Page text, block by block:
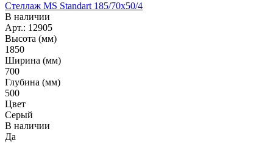
Стеллаж MS Standart 185/70х50/4
В наличии
Арт.: 12905
Высота (мм)
1850
Ширина (мм)
700
Глубина (мм)
500
Цвет
Серый
В наличии
Да